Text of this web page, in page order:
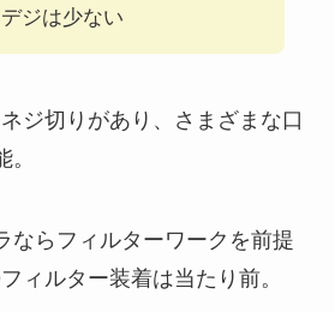
ジは少ない
ジ切りがあり、さまざまな口
ならフィルターワークを前提
ィルター装着は当たり前。